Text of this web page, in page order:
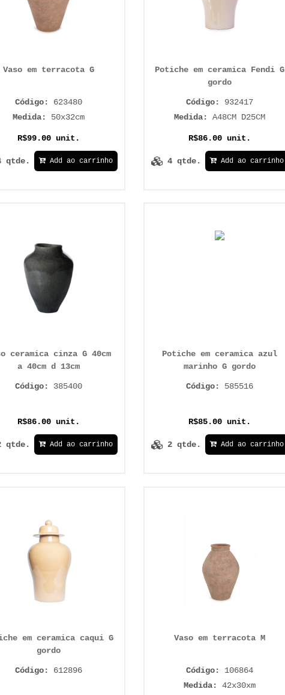
Vaso em terracota G
Código: 623480
Medida: 50x32cm
R$99.00 unit.
qtde. Add ao carrinho
Potiche em ceramica Fendi G
gordo
Código: 932417
Medida:A48CM D25CM
R$86.00 unit.
4 qtde. Add ao carrinho
ceramica cinza G 40cm
a 40cm d 13cm
Código: 385400
R$86.00 unit.
qtde. Add ao carrinho
Potiche em ceramica azul
marinho G gordo
Código: 585516
R$85.00 unit.
2 qtde. Add ao carrinho
em ceramica caqui G
gordo
Código: 612896
Vaso em terracota M
Código: 106864
Medida:42x30xm